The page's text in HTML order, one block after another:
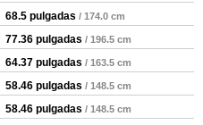
68.5 pulgadas / 174.0 cm
77.36 pulgadas / 196.5 cm
64.37 pulgadas / 163.5 cm
58.46 pulgadas / 148.5 cm
58.46 pulgadas / 148.5 cm